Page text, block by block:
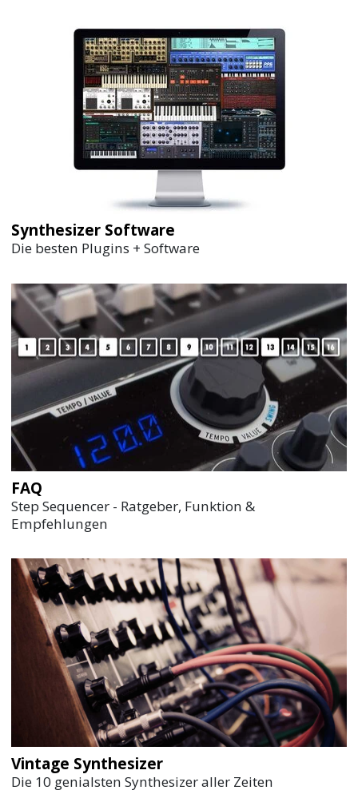
Synthesizer Software
Die besten Plugins + Software
FAQ
Step Sequencer - Ratgeber, Funktion &
Empfehlungen
Vintage Synthesizer
Die 10 genialsten Synthesizer aller Zeiten